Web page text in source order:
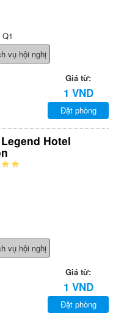
vụ hội nghị
Giá từ:
1 VND
Đặt phòng
Hotel
vụ hội nghị
Giá từ:
1 VND
Đặt phòng